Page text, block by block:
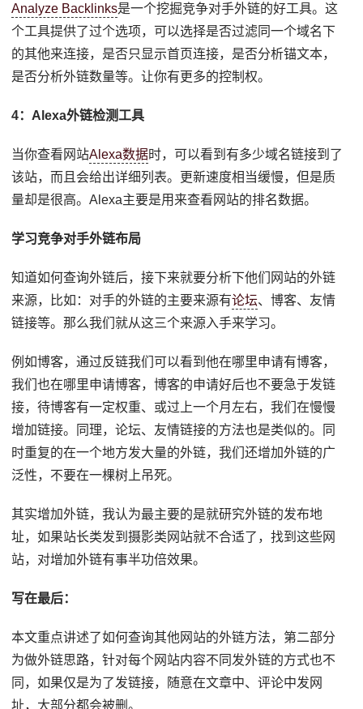
Analyze Backlinks是一个挖掘竞争对手外链的好工具。这
个工具提供了过个选项，可以选择是否过滤同一个域名下
的其他来连接，是否只显示首页连接，是否分析锚文本，
是否分析外链数量等。让你有更多的控制权。
4：Alexa外链检测工具
当你查看网站Alexa数据时，可以看到有多少域名链接到了
该站，而且会给出详细列表。更新速度相当缓慢，但是质
量却是很高。Alexa主要是用来查看网站的排名数据。
学习竞争对手外链布局
知道如何查询外链后，接下来就要分析下他们网站的外链
来源，比如：对手的外链的主要来源有论坛、博客、友情
链接等。那么我们就从这三个来源入手来学习。
例如博客，通过反链我们可以看到他在哪里申请有博客，
我们也在哪里申请博客，博客的申请好后也不要急于发链
接，待博客有一定权重、或过上一个月左右，我们在慢慢
增加链接。同理，论坛、友情链接的方法也是类似的。同
时重复的在一个地方发大量的外链，我们还增加外链的广
泛性，不要在一棵树上吊死。
其实增加外链，我认为最主要的是就研究外链的发布地
址，如果站长类发到摄影类网站就不合适了，找到这些网
站，对增加外链有事半功倍效果。
写在最后：
本文重点讲述了如何查询其他网站的外链方法，第二部分
为做外链思路，针对每个网站内容不同发外链的方式也不
同，如果仅是为了发链接，随意在文章中、评论中发网
址，大部分都会被删。